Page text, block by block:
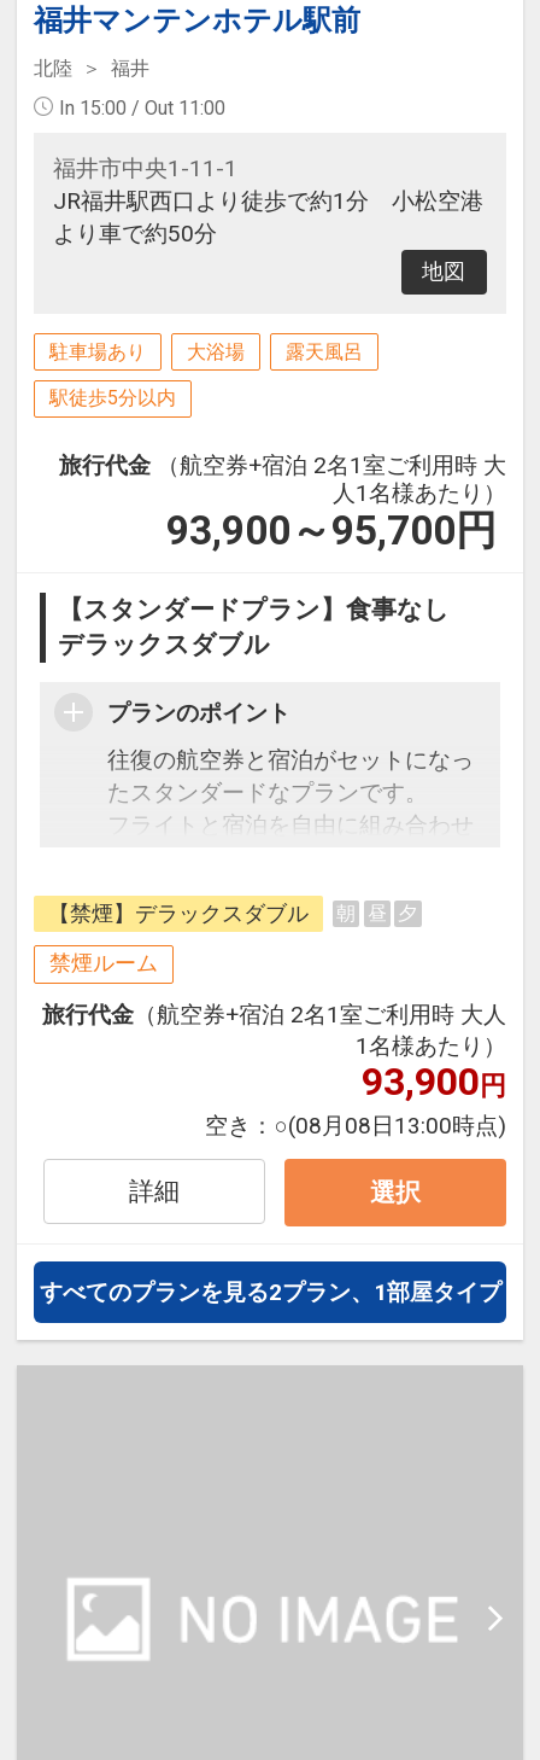
福井マンテンホテル駅前
北陸
福井
In 15:00 / Out 11:00
福井市中央1-11-1
JR福井駅西口より徒歩で約1分 小松空港
より車で約50分
地図
駐車場あり 大浴場 露天風呂
駅徒歩5分以内
旅行代金
（航空券+宿泊 2名1室ご利用時 大
人1名様あたり）
93,900～95,700 円
【スタンダードプラン】食事なし
デラックスダブル
プランのポイント
往復の航空券と宿泊がセットになっ
たスタンダードなプランです。
フライトと宿泊を自由に組み合わせ
ら、一都市滞在はもちろん周遊旅行
にも最適！
旅行期間中の1泊だけの宿泊や延
泊・飛び泊なども自由自在です。
フライトは、安心のJAL（または
JALグループ）確約！フライトマイ
オプションでレンタカーや現地交
約）が可能なプランもございます。
【禁煙】デラックスダブル 朝 昼 夕
禁煙ルーム
旅行代金 （航空券+宿泊 2名1室ご利用時 大人
1名様あたり）
93,900円
空き： ○(08月08日13:00時点)
詳細 選択
すべてのプランを見る2プラン、1部屋タイプ